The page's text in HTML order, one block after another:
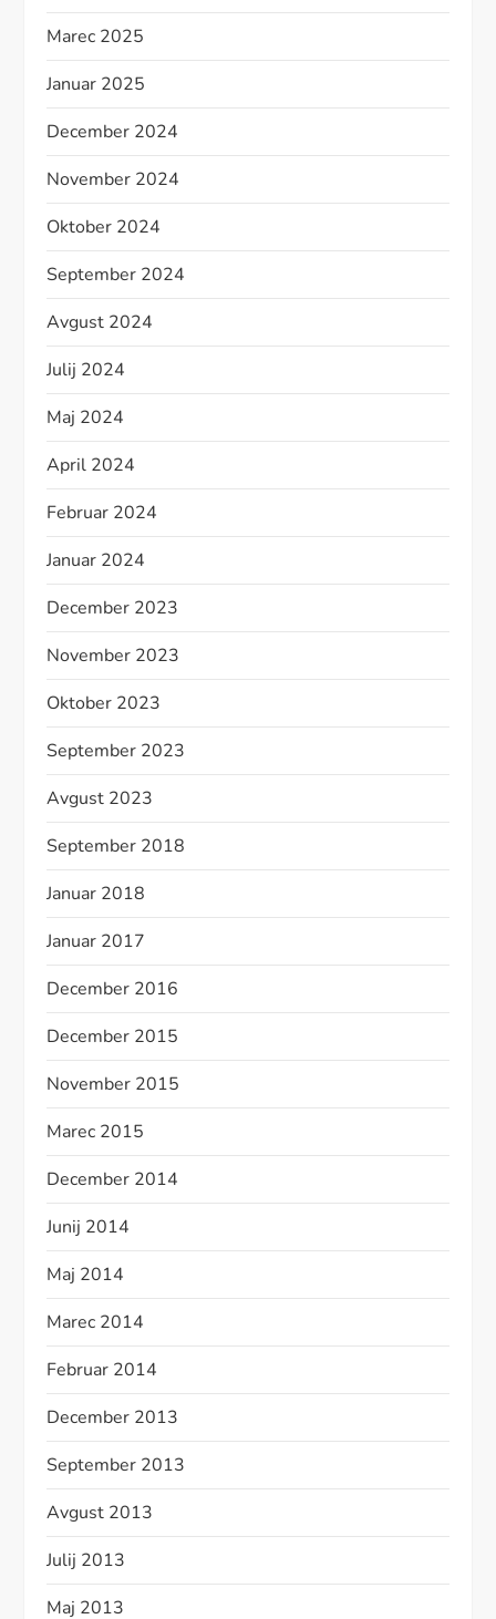
Marec 2025
Januar 2025
December 2024
November 2024
Oktober 2024
September 2024
Avgust 2024
Julij 2024
Maj 2024
April 2024
Februar 2024
Januar 2024
December 2023
November 2023
Oktober 2023
September 2023
Avgust 2023
September 2018
Januar 2018
Januar 2017
December 2016
December 2015
November 2015
Marec 2015
December 2014
Junij 2014
Maj 2014
Marec 2014
Februar 2014
December 2013
September 2013
Avgust 2013
Julij 2013
Maj 2013